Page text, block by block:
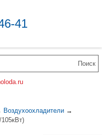
41
Воздухоохладители →